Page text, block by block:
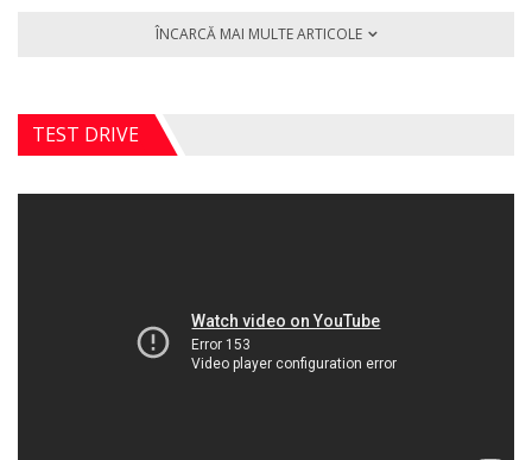
ÎNCARCĂ MAI MULTE ARTICOLE
TEST DRIVE